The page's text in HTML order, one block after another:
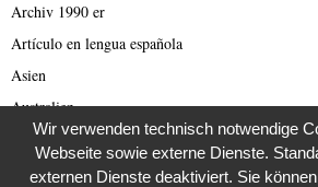
Archiv 1990 er
Artículo en lengua española
Asien
Australien
Automobil
Bild des Tages
Wir verwenden technisch notwendige
Webseite sowie externe Dienste.
externen Dienste deaktiviert. Sie